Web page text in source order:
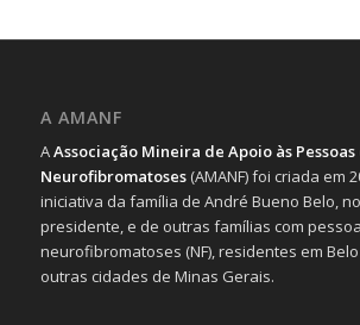
A AMANF
AAssociação Mineira de Apoio às Pessoas
Neurofibromatoses(AMANF) foi criada em
iniciativa da família de André Bueno Belo,
presidente, e de outras famílias com
neurofibromatoses (NF), residentes em
outras cidades de Minas Gerais.